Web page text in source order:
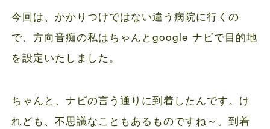
今回は、かかりつけではない違う病院に行くの
で、方向音痴の私はちゃんとgoogle ナビで目的地
を設定いたしました。
ちゃんと、ナビの言う通りに到着したんです。け
れども、不思議なこともあるものですね～。到着